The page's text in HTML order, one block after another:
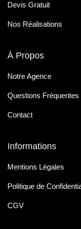
Devis Gratuit
Nos Réalisations
À Propos
Notre Agence
Questions Fréquentes
Contact
Informations
Mentions Légales
Politique de
CGV